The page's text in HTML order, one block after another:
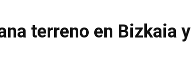
terreno en Bizkaia y